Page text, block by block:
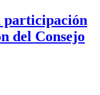
participación
del Consejo